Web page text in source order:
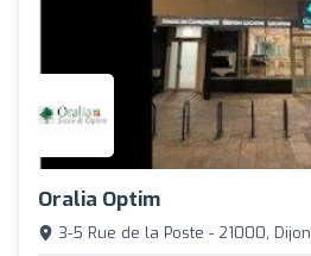
Oralia Optim
3-5 Rue de la Poste - 21000, Dijon